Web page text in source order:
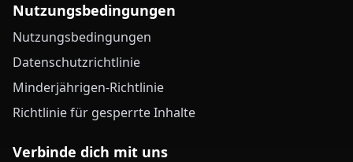
Nutzungsbedingungen
Nutzungsbedingungen
Datenschutzrichtlinie
Minderjährigen-Richtlinie
Richtlinie für gesperrte Inhalte
Verbinde dich mit uns